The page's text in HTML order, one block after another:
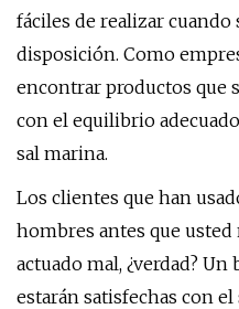
fáciles de realizar
disposición. Como
encontrar productos que
con el equilibrio
sal marina.
Los clientes que han
hombres antes que
actuado mal, ¿verdad?
estarán satisfechas con